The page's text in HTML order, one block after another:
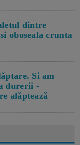
dintre
oboseala crunta
Si am
durerii -
alăptează